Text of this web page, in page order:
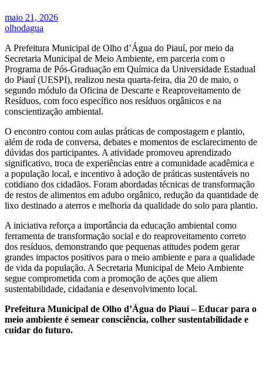
maio 21, 2026
olhodagua
A Prefeitura Municipal de Olho d’Água do Piauí, por meio da
Secretaria Municipal de Meio Ambiente, em parceria com o
Programa de Pós-Graduação em Química da Universidade Estadual
do Piauí (UESPI), realizou nesta quarta-feira, dia 20 de maio, o
segundo módulo da Oficina de Descarte e Reaproveitamento de
Resíduos, com foco específico nos resíduos orgânicos e na
conscientização ambiental.
O encontro contou com aulas práticas de compostagem e plantio,
além de roda de conversa, debates e momentos de esclarecimento de
dúvidas dos participantes. A atividade promoveu aprendizado
significativo, troca de experiências entre a comunidade acadêmica e
a população local, e incentivo à adoção de práticas sustentáveis no
cotidiano dos cidadãos. Foram abordadas técnicas de transformação
de restos de alimentos em adubo orgânico, redução da quantidade de
lixo destinado a aterros e melhoria da qualidade do solo para plantio.
A iniciativa reforça a importância da educação ambiental como
ferramenta de transformação social e do reaproveitamento correto
dos resíduos, demonstrando que pequenas atitudes podem gerar
grandes impactos positivos para o meio ambiente e para a qualidade
de vida da população. A Secretaria Municipal de Meio Ambiente
segue comprometida com a promoção de ações que aliem
sustentabilidade, cidadania e desenvolvimento local.
Prefeitura Municipal de Olho d’Água do Piauí – Educar para o
meio ambiente é semear consciência, colher sustentabilidade e
cuidar do futuro.